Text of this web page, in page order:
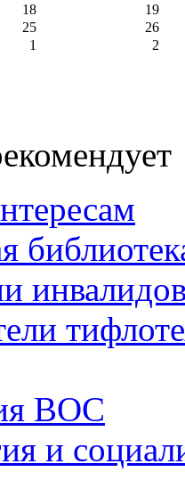
18
19
25
26
1 2
ВОС
и